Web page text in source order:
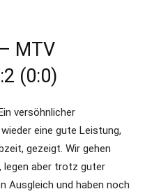
MTV
(0:0)
versöhnlicher
eine gute Leistung,
gezeigt. Wir gehen
legen aber trotz guter
Ausgleich und haben noch